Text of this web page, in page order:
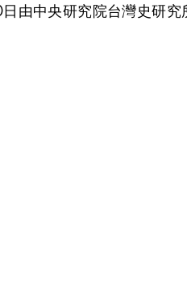
由中央研究院台灣史研